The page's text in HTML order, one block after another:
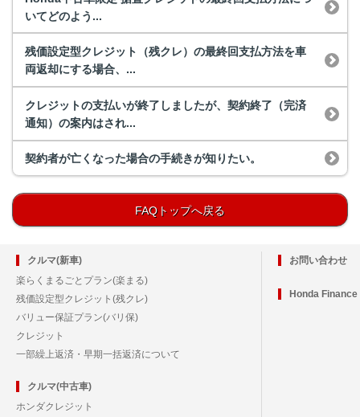
いてどのよう...
残価設定型クレジット（残クレ）の最終回支払方法を車
両返却にする場合、...
クレジットの支払いが終了しましたが、契約終了（完済
通知）の案内はされ...
契約者が亡くなった場合の手続きが知りたい。
FAQトップへ戻る
クルマ(新車)
楽らくまるごとプラン(楽まる)
残価設定型クレジット(残クレ)
バリュー保証プラン(バリ保)
クレジット
一部繰上返済・早期一括返済について
クルマ(中古車)
ホンダクレジット
お問い合わせ
Honda Finance